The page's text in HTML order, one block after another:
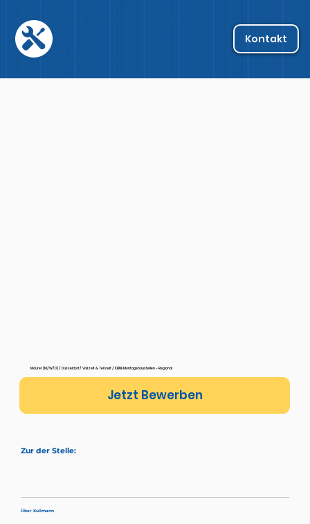
Zur der Stelle:
Über Kullmann
Maurer (M/W/D) / Düsseldorf / Vollzeit & Teilzeit / KEINE Montagebaustellen - Regional
Jetzt Bewerben
Kontakt